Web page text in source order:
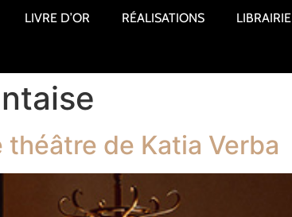
LIVRE D’OR RÉALISATIONS LIBRAIRIE
théâtre de Katia Verba